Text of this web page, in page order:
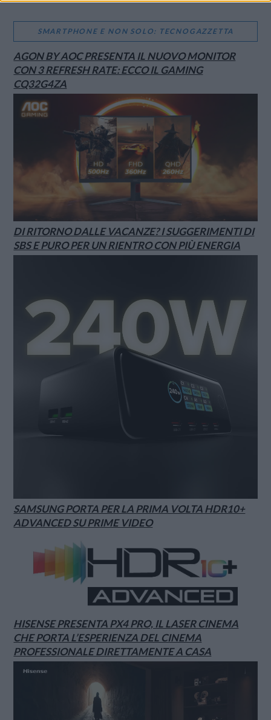
SMARTPHONE E NON SOLO: TECNOGAZZETTA
AGON BY AOC PRESENTA IL NUOVO MONITOR
CON 3 REFRESH RATE: ECCO IL GAMING
CQ32G4ZA
DI RITORNO DALLE VACANZE? I SUGGERIMENTI DI
SBS E PURO PER UN RIENTRO CON PIÙ ENERGIA
SAMSUNG PORTA PER LA PRIMA VOLTA HDR10+
ADVANCED SU PRIME VIDEO
HISENSE PRESENTA PX4 PRO, IL LASER CINEMA
CHE PORTA L’ESPERIENZA DEL CINEMA
PROFESSIONALE DIRETTAMENTE A CASA